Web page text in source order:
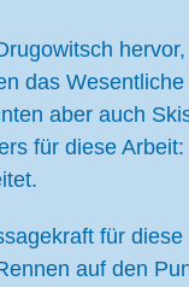
das
aber auch
für diese
für
auf den